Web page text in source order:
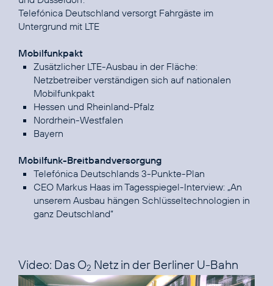
Telefónica Deutschland versorgt Fahrgäste im
Untergrund mit LTE
Mobilfunkpakt
Zusätzlicher LTE-Ausbau in der Fläche:
Netzbetreiber verständigen sich auf nationalen
Mobilfunkpakt
Hessen und Rheinland-Pfalz
Nordrhein-Westfalen
Bayern
Mobilfunk-Breitbandversorgung
Telefónica Deutschlands 3-Punkte-Plan
CEO Markus Haas im Tagesspiegel-Interview: „An
unserem Ausbau hängen Schlüsseltechnologien in
ganz Deutschland“
Video: Das O2 Netz in der Berliner U-Bahn